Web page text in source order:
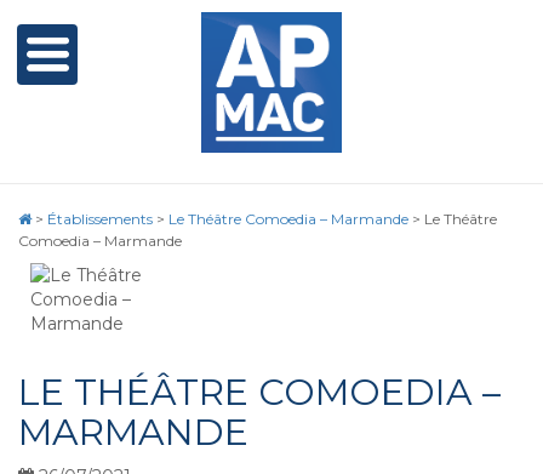
> Établissements > Le Théâtre Comoedia – Marmande > Le Théâtre
Comoedia – Marmande
LE THÉÂTRE COMOEDIA –
MARMANDE